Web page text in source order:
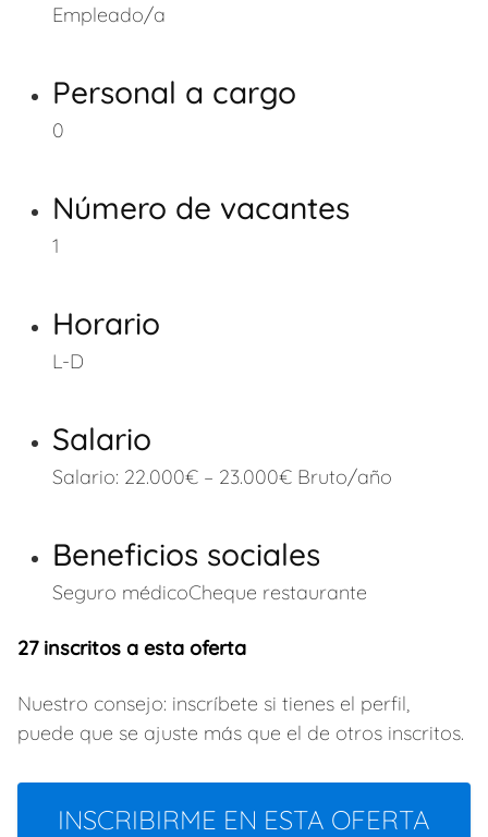
Empleado/a
Personal a cargo
0
Número de vacantes
1
Horario
L-D
Salario
Salario: 22.000€ – 23.000€ Bruto/año
Beneficios sociales
Seguro médicoCheque restaurante
27 inscritos a esta oferta
Nuestro consejo: inscríbete si tienes el perfil,
puede que se ajuste más que el de otros inscritos.
INSCRIBIRME EN ESTA OFERTA